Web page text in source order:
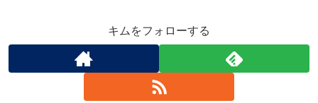
キムをフォローする